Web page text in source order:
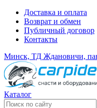
Доставка и оплата
Возврат и обмен
Публичный договор
Контакты
Минск, ТД Ждановичи,
Каталог